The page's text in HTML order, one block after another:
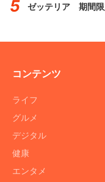
ゼッテリア 期間限
コンテンツ
ライフ
グルメ
デジタル
健康
エンタメ